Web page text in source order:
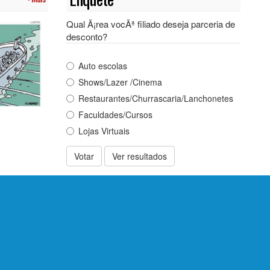
Qual Ã¡rea vocÃª filiado deseja parceria de
desconto?
Auto escolas
Shows/Lazer /Cinema
Restaurantes/Churrascaria/Lanchonetes
Faculdades/Cursos
Lojas Virtuais
Votar Ver resultados